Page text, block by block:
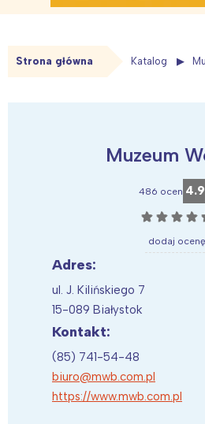
Strona główna Katalog
Muzeum
486 ocen
☆ ☆ ☆ ☆
dodaj ocenę
Adres:
ul. J. Kilińskiego 7
15-089 Białystok
Kontakt:
(85) 741-54-48
biuro@mwb.com.pl
https://www.mwb.com.pl